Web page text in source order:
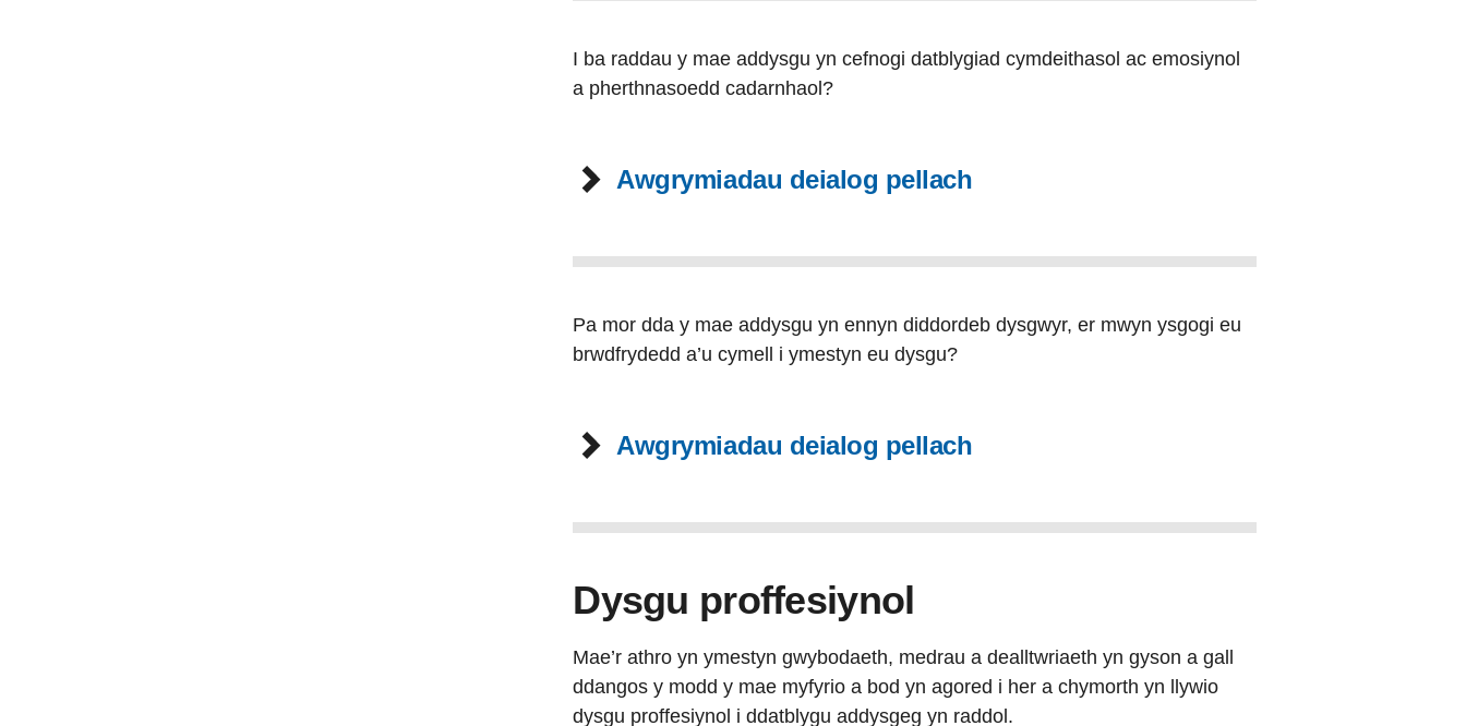
I ba raddau y mae addysgu yn cefnogi datblygiad cymdeithasol ac emosiynol
a pherthnasoedd cadarnhaol?
Awgrymiadau deialog pellach
Pa mor dda y mae addysgu yn ennyn diddordeb dysgwyr, er mwyn ysgogi eu
brwdfrydedd a’u cymell i ymestyn eu dysgu?
Awgrymiadau deialog pellach
Dysgu proffesiynol
Mae’r athro yn ymestyn gwybodaeth, medrau a dealltwriaeth yn gyson a gall
ddangos y modd y mae myfyrio a bod yn agored i her a chymorth yn llywio
dysgu proffesiynol i ddatblygu addysgeg yn raddol.